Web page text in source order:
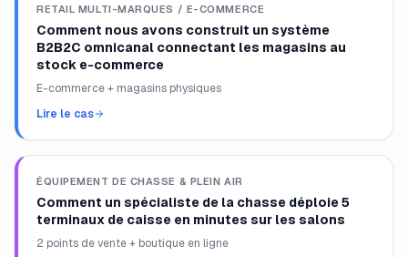
RETAIL MULTI-MARQUES / E-COMMERCE
Comment nous avons construit un système
B2B2C omnicanal connectant les magasins au
stock e-commerce
E-commerce + magasins physiques
Lire le cas
ÉQUIPEMENT DE CHASSE & PLEIN AIR
Comment un spécialiste de la chasse déploie 5
terminaux de caisse en minutes sur les salons
2 points de vente + boutique en ligne